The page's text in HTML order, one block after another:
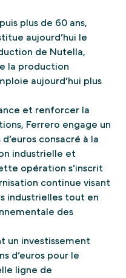
plus de 60 ans,
aujourd’hui le
de Nutella,
la production
aujourd’hui plus
et renforcer la
Ferrero engage un
consacré à la
industrielle et
opération s’inscrit
continue visant
industrielles tout en
des
un investissement
d’euros pour le
ligne de